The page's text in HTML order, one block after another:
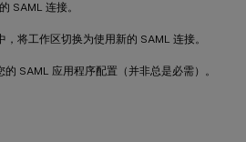
SAML 连接。
将工作区切换为使用新的 SAML 连接。
SAML 应用程序配置（并非总是必需）。